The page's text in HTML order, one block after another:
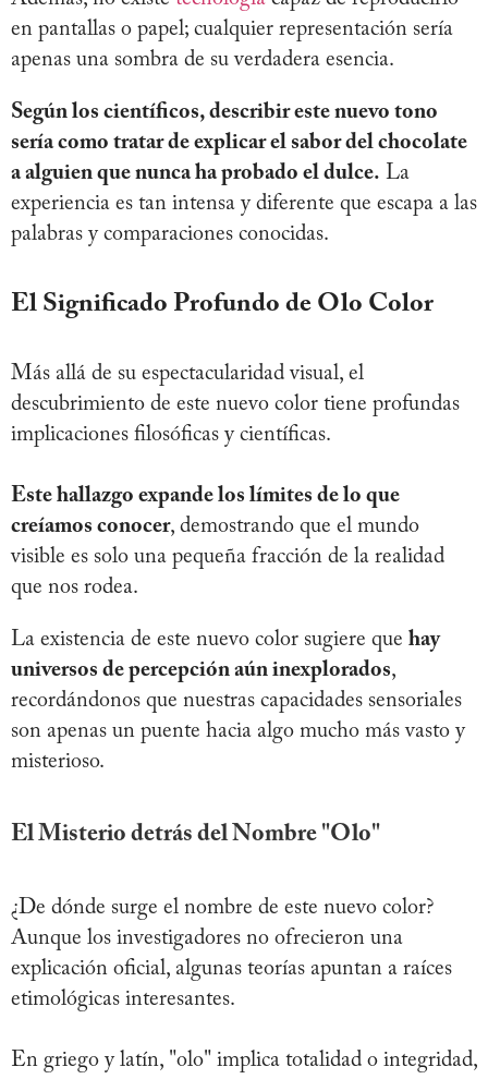
en pantallas o papel; cualquier representación sería
apenas una sombra de su verdadera esencia.
Según los científicos, describir este nuevo tono
sería como tratar de explicar el sabor del chocolate
a alguien que nunca ha probado el dulce. La
experiencia es tan intensa y diferente que escapa a las
palabras y comparaciones conocidas.
El Significado Profundo de Olo Color
Más allá de su espectacularidad visual, el
descubrimiento de este nuevo color tiene profundas
implicaciones filosóficas y científicas.
Este hallazgo expande los límites de lo que
creíamos conocer, demostrando que el mundo
visible es solo una pequeña fracción de la realidad
que nos rodea.
La existencia de este nuevo color sugiere que hay
universos de percepción aún inexplorados,
recordándonos que nuestras capacidades sensoriales
son apenas un puente hacia algo mucho más vasto y
misterioso.
El Misterio detrás del Nombre "Olo"
¿De dónde surge el nombre de este nuevo color?
Aunque los investigadores no ofrecieron una
explicación oficial, algunas teorías apuntan a raíces
etimológicas interesantes.
En griego y latín, "olo" implica totalidad o integridad,